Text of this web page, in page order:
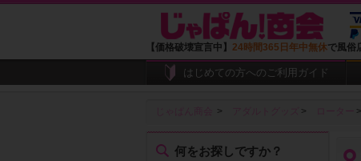
【価格破壊宣言中】 24時間365日年中無休で風俗
はじめての方へのご利用ガイド
何をお探しですか？